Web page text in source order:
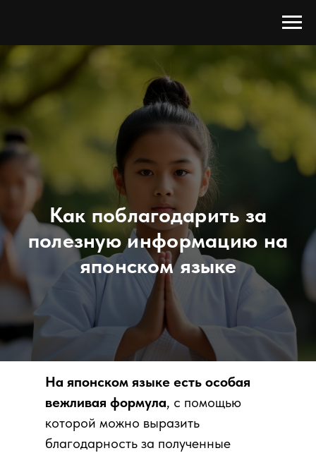
Как поблагодарить за
полезную информацию на
японском языке
На японском языке есть особая
вежливая формула, с помощью
которой можно выразить
благодарность за полученные